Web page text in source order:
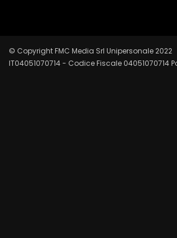
© Copyright FMC Media Srl Unipersonale 2022
IT04051070714 - Codice Fiscale 04051070714